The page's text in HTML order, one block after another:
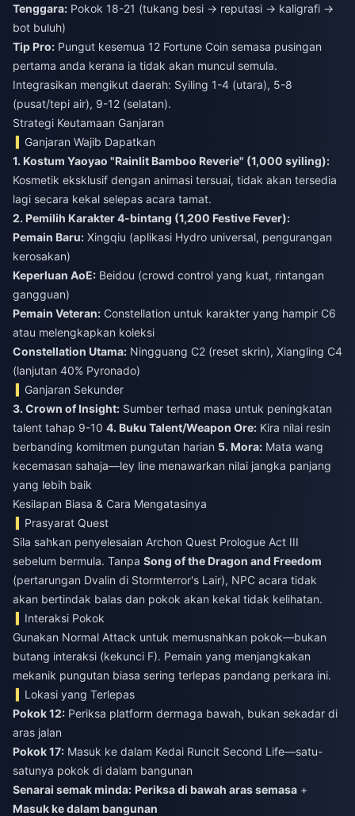
Tenggara: Pokok 18-21 (tukang besi → reputasi → kaligrafi →
bot buluh)
Tip Pro: Pungut kesemua 12 Fortune Coin semasa pusingan
pertama anda kerana ia tidak akan muncul semula.
Integrasikan mengikut daerah: Syiling 1-4 (utara), 5-8
(pusat/tepi air), 9-12 (selatan).
Strategi Keutamaan Ganjaran
Ganjaran Wajib Dapatkan
1. Kostum Yaoyao "Rainlit Bamboo Reverie" (1,000 syiling):
Kosmetik eksklusif dengan animasi tersuai, tidak akan tersedia
lagi secara kekal selepas acara tamat.
2. Pemilih Karakter 4-bintang (1,200 Festive Fever):
Pemain Baru: Xingqiu (aplikasi Hydro universal, pengurangan
kerosakan)
Keperluan AoE: Beidou (crowd control yang kuat, rintangan
gangguan)
Pemain Veteran: Constellation untuk karakter yang hampir C6
atau melengkapkan koleksi
Constellation Utama: Ningguang C2 (reset skrin), Xiangling C4
(lanjutan 40% Pyronado)
Ganjaran Sekunder
3. Crown of Insight: Sumber terhad masa untuk peningkatan
talent tahap 9-10 4. Buku Talent/Weapon Ore: Kira nilai resin
berbanding komitmen pungutan harian 5. Mora: Mata wang
kecemasan sahaja—ley line menawarkan nilai jangka panjang
yang lebih baik
Kesilapan Biasa & Cara Mengatasinya
Prasyarat Quest
Sila sahkan penyelesaian Archon Quest Prologue Act III
sebelum bermula. Tanpa Song of the Dragon and Freedom
(pertarungan Dvalin di Stormterror's Lair), NPC acara tidak
akan bertindak balas dan pokok akan kekal tidak kelihatan.
Interaksi Pokok
Gunakan Normal Attack untuk memusnahkan pokok—bukan
butang interaksi (kekunci F). Pemain yang menjangkakan
mekanik pungutan biasa sering terlepas pandang perkara ini.
Lokasi yang Terlepas
Pokok 12: Periksa platform dermaga bawah, bukan sekadar di
aras jalan
Pokok 17: Masuk ke dalam Kedai Runcit Second Life—satu-
satunya pokok di dalam bangunan
Senarai semak minda: Periksa di bawah aras semasa +
Masuk ke dalam bangunan